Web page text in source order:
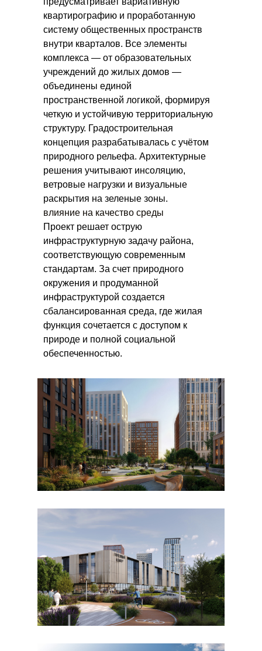
квартирографию и проработанную
систему общественных пространств
внутри кварталов. Все элементы
комплекса — от образовательных
учреждений до жилых домов —
объединены единой
пространственной логикой, формируя
четкую и устойчивую территориальную
структуру. Градостроительная
концепция разрабатывалась с учётом
природного рельефа. Архитектурные
решения учитывают инсоляцию,
ветровые нагрузки и визуальные
раскрытия на зеленые зоны.
влияние на качество среды
Проект решает острую
инфраструктурную задачу района,
соответствующую современным
стандартам. За счет природного
окружения и продуманной
инфраструктурой создается
сбалансированная среда, где жилая
функция сочетается с доступом к
природе и полной социальной
обеспеченностью.